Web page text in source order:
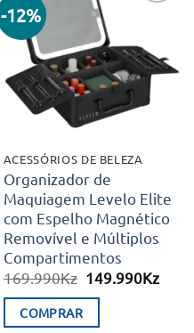
-12%
desejos
ACESSÓRIOS DE BELEZA
Organizador de
Maquiagem Levelo Elite
com Espelho Magnético
Removível e Múltiplos
Compartimentos
169.990Kz O
era:
149.990KzO
COMPRAR